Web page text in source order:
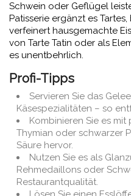
Schwein oder Geflügel
Patisserie ergänzt es
verfeinert hausgemachte
von Tarte Tatin oder als
es unentbehrlich.
Profi-Tipps
Servieren Sie das
Käsespezialitäten – so
Kombinieren Sie es
Thymian oder schwarzer
Säure hervor.
Nutzen Sie es als
Rehmedaillons oder
Restaurantqualität.